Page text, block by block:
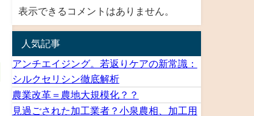
表示できるコメントはありません。
人気記事
アンチエイジング。若返りケアの新常識：
シルクセリシン徹底解析
農業改革＝農地大規模化？？
見過ごされた加工業者？小泉農相、加工用